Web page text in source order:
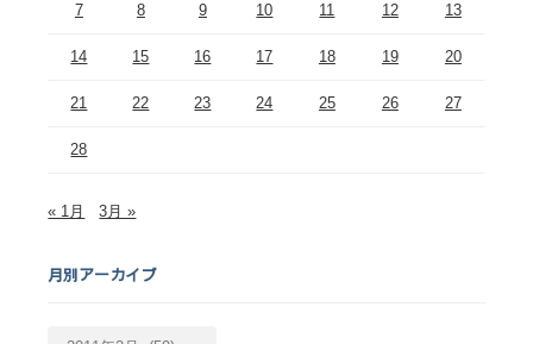
7 8 9 10 11 12 13
14 15 16 17 18 19 20
21 22 23 24 25 26 27
28
« 1月 3月 »
月別アーカイブ